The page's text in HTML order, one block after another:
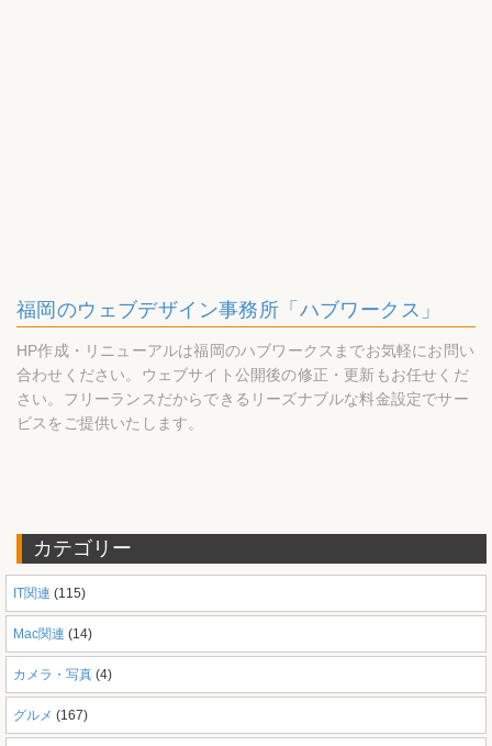
福岡のウェブデザイン事務所「ハブワークス」
HP作成・リニューアルは福岡のハブワークスまでお気軽にお問い
合わせください。ウェブサイト公開後の修正・更新もお任せくだ
さい。フリーランスだからできるリーズナブルな料金設定でサー
ビスをご提供いたします。
カテゴリー
IT関連 (115)
Mac関連 (14)
カメラ・写真 (4)
グルメ (167)